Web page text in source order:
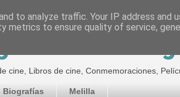
de Jorge
cine, Libros de cine, Conmemoraciones,
Biografías Melilla
to analyze traffic. Your IP address and
metrics to ensure quality of service,